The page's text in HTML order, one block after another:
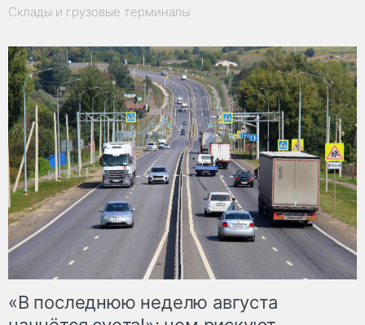
Склады и грузовые терминалы
«В последнюю неделю августа